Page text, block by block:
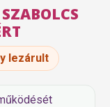
lezárult